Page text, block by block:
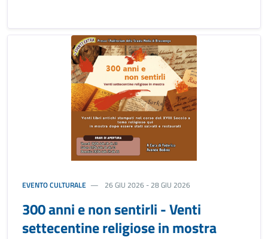
EVENTO CULTURALE 26 GIU 2026 - 28 GIU 2026
300 anni e non sentirli - Venti
settecentine religiose in mostra